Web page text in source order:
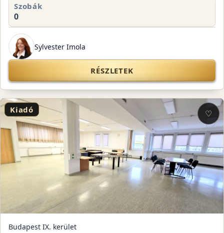
Szobák
0
Sylvester Imola
RÉSZLETEK
Kiadó ♡
Budapest IX. kerület